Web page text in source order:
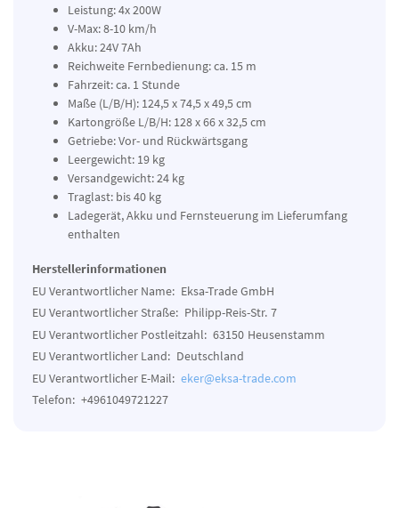
Leistung: 4x 200W
V-Max: 8-10 km/h
Akku: 24V 7Ah
Reichweite Fernbedienung: ca. 15 m
Fahrzeit: ca. 1 Stunde
Maße (L/B/H): 124,5 x 74,5 x 49,5 cm
Kartongröße L/B/H: 128 x 66 x 32,5 cm
Getriebe: Vor- und Rückwärtsgang
Leergewicht: 19 kg
Versandgewicht: 24 kg
Traglast: bis 40 kg
Ladegerät, Akku und Fernsteuerung im Lieferumfang
enthalten
Herstellerinformationen
EU Verantwortlicher Name: Eksa-Trade GmbH
EU Verantwortlicher Straße: Philipp-Reis-Str. 7
EU Verantwortlicher Postleitzahl: 63150 Heusenstamm
EU Verantwortlicher Land: Deutschland
EU Verantwortlicher E-Mail: eker@eksa-trade.com
Telefon: +4961049721227